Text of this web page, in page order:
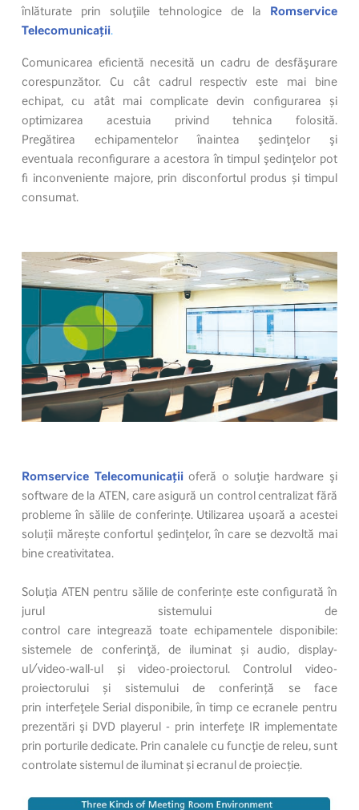
înlăturate prin soluţiile tehnologice de la Romservice
Telecomunicații.
Comunicarea eficientă necesită un cadru de desfăşurare
corespunzător. Cu cât cadrul respectiv este mai bine
echipat, cu atât mai complicate devin configurarea și
optimizarea acestuia privind tehnica folosită.
Pregătirea echipamentelor înaintea şedinţelor şi
eventuala reconfigurare a acestora în timpul şedinţelor pot
fi inconveniente majore, prin disconfortul produs și timpul
consumat.
Romservice Telecomunicațiioferă o soluţie hardware şi
software de la ATEN, care asigură un control centralizat fără
probleme în sălile de conferințe. Utilizarea ușoară a acestei
soluții mărește confortul şedinţelor, în care se dezvoltă mai
bine creativitatea.
Soluţia ATEN pentru sălile de conferințe este configurată în
jurul sistemului de
control care integrează toate echipamentele disponibile:
sistemele de conferinţă, de iluminat și audio, display-
ul/video-wall-ul și video-proiectorul. Controlul video-
proiectorului și sistemului de conferință se face
prin interfeţele Serial disponibile, în timp ce ecranele pentru
prezentări şi DVD playerul - prin interfeţe IR implementate
prin porturile dedicate. Prin canalele cu funcţie de releu, sunt
controlate sistemul de iluminat și ecranul de proiecție.